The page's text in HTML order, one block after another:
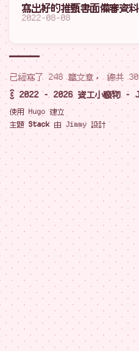
寫出好的推甄書面備審資
2022-08-08
已經寫了 248 篇文章， 總共
© 2022 - 2026 資工小廢物 -
使用 Hugo 建立
主題 Stack 由 Jimmy 設計